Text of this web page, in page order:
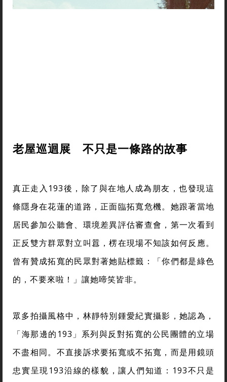
老屋巡迴展 不只是一條路的故事
真正走入193後，除了與在地人成為朋友，也發現這
條隱身在花蓮的道路，正面臨拓寬危機。她跟著當地
居民參加公聽會、環境差異評估審查會，第一次看到
正反雙方群眾對立叫囂，楞在現場不知該如何反應。
曾有贊成拓寬的民眾對著她貼標籤：「你們都是綠色
的，不要來啦！」讓她啼笑皆非。
眾多拍攝風格中，林靜特別鍾愛紀實攝影，她認為，
「海那邊的193」系列與反對拓寬的公民團體的立場
不盡相同。不直接訴求要拓寬或不拓寬，而是用鏡頭
忠實呈現193沿線的樣貌，讓人們知道：193不只是